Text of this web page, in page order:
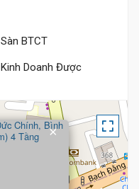
Sàn BTCT
Kinh Doanh Được
×